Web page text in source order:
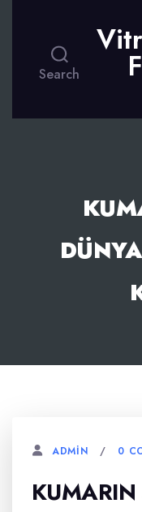
Search
ADMIN 0